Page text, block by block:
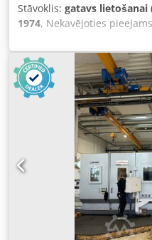
Stāvoklis: gatavs lietošanai
1974, Nekavējoties
Okuma Centru augstums
diametrs virs paliktņa 440
Maksimālais apstrādes
Vārpstas caurums 55 mm
Tēreļa turētājs Svars 2400
pieejams uz vietas.